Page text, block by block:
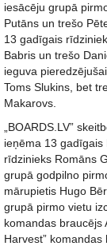
iesācēju grupā
Putāns un trešo
13 gadīgais
Babris un trešo
ieguva
Toms Slukins, bet
Makarovs.
„BOARDS.LV”
ieņēma 13
rīdzinieks Romāns
grupā godpilno
mārupietis Hugo
grupā pirmo vietu
komandas braucējs
Harvest”